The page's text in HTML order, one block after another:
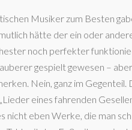
Musiker zum Besten
hätte der ein oder
noch perfekter
gespielt gewesen –
Nein, ganz im
eines fahrenden
nicht eben Werke, die man